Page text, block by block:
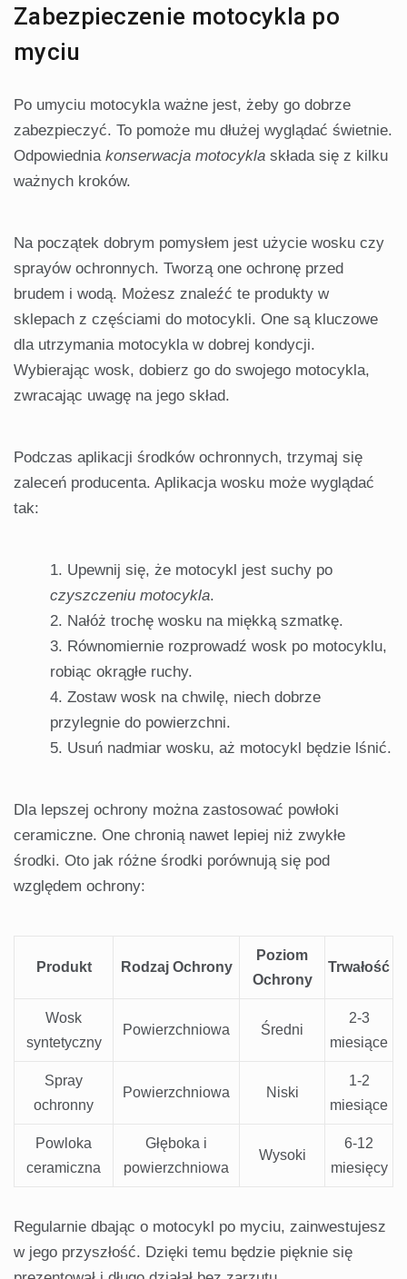
Zabezpieczenie motocykla po
myciu
Po umyciu motocykla ważne jest, żeby go dobrze
zabezpieczyć. To pomoże mu dłużej wyglądać świetnie.
Odpowiednia konserwacja motocykla składa się z kilku
ważnych kroków.
Na początek dobrym pomysłem jest użycie wosku czy
sprayów ochronnych. Tworzą one ochronę przed
brudem i wodą. Możesz znaleźć te produkty w
sklepach z częściami do motocykli. One są kluczowe
dla utrzymania motocykla w dobrej kondycji.
Wybierając wosk, dobierz go do swojego motocykla,
zwracając uwagę na jego skład.
Podczas aplikacji środków ochronnych, trzymaj się
zaleceń producenta. Aplikacja wosku może wyglądać
tak:
Upewnij się, że motocykl jest suchy po
czyszczeniu motocykla.
Nałóż trochę wosku na miękką szmatkę.
Równomiernie rozprowadź wosk po motocyklu,
robiąc okrągłe ruchy.
Zostaw wosk na chwilę, niech dobrze
przylegnie do powierzchni.
Usuń nadmiar wosku, aż motocykl będzie lśnić.
Dla lepszej ochrony można zastosować powłoki
ceramiczne. One chronią nawet lepiej niż zwykłe
środki. Oto jak różne środki porównują się pod
względem ochrony:
Produkt Rodzaj Ochrony
Poziom
Ochrony
Trwałość
Wosk
syntetyczny
Powierzchniowa Średni
2-3
miesiące
Spray
ochronny
Powierzchniowa Niski
1-2
miesiące
Powloka
ceramiczna
Głęboka i
powierzchniowa
Wysoki
6-12
miesięcy
Regularnie dbając o motocykl po myciu, zainwestujesz
w jego przyszłość. Dzięki temu będzie pięknie się